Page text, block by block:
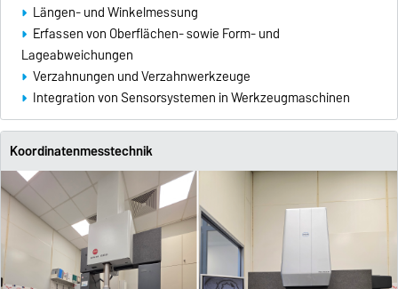
Längen- und Winkelmessung
Erfassen von Oberflächen- sowie Form- und
Lageabweichungen
Verzahnungen und Verzahnwerkzeuge
Integration von Sensorsystemen in Werkzeugmaschinen
Koordinatenmesstechnik